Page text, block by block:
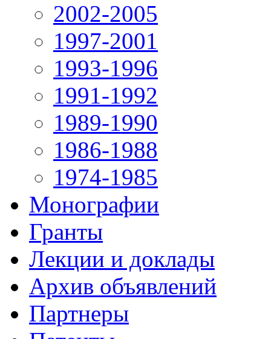
2002-2005
1997-2001
1993-1996
1991-1992
1989-1990
1986-1988
1974-1985
Монографии
Гранты
Лекции и доклады
Архив объявлений
Партнеры